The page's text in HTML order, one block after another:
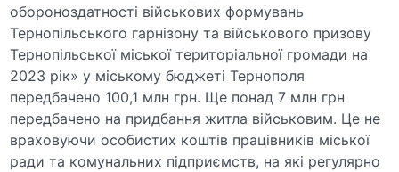
обороноздатності військових формувань
Тернопільського гарнізону та військового призову
Тернопільської міської територіальної громади на
2023 рік» у міському бюджеті Тернополя
передбачено 100,1 млн грн. Ще понад 7 млн грн
передбачено на придбання житла військовим. Це не
враховуючи особистих коштів працівників міської
ради та комунальних підприємств, на які регулярно